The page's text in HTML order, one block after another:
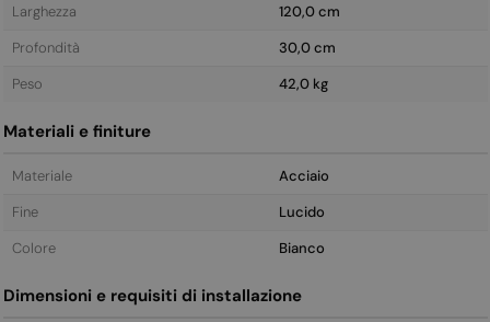
Larghezza
120,0 cm
Profondità
30,0 cm
Peso
42,0 kg
Materiali e finiture
Materiale
Acciaio
Fine
Lucido
Colore
Bianco
Dimensioni e requisiti di installazione